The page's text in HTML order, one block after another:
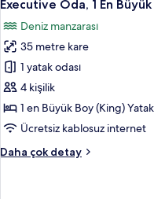
hakkında
daha
fazla
detay
Oda,
1
En
Büyük
(King)
Boy
Yatak,
Manzaralı
Executive Oda, 1 En
Deniz manzarası
35 metre kare
1 yatak odası
4 kişilik
1 en Büyük Boy (King) Yatak
Ücretsiz kablosuz internet
Daha çok detay
Executive